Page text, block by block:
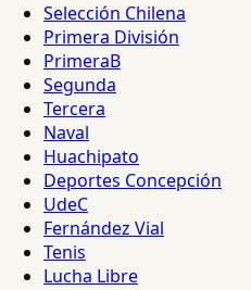
Selección Chilena
Primera División
PrimeraB
Segunda
Tercera
Naval
Huachipato
Deportes Concepción
UdeC
Fernández Vial
Tenis
Lucha Libre